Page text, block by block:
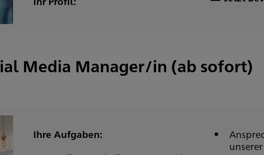
Media Manager/in (ab sofort)
Ihre Aufgaben: